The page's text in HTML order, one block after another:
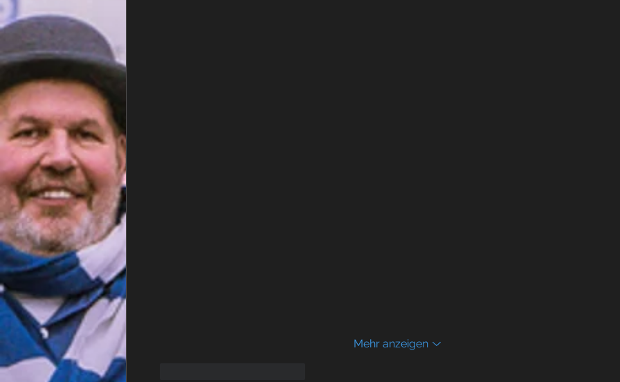
Mehr anzeigen